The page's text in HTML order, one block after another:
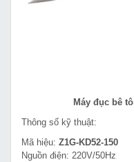
Máy đục bê
Thông số kỹ thuật:
Mã hiệu: Z1G-KD52-150
Nguồn điện: 220V/50Hz